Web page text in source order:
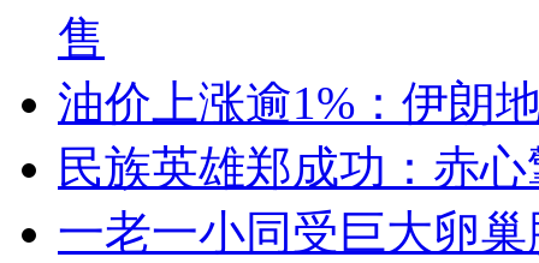
售
油价上涨逾1%：伊朗
民族英雄郑成功：赤
一老一小同受巨大卵